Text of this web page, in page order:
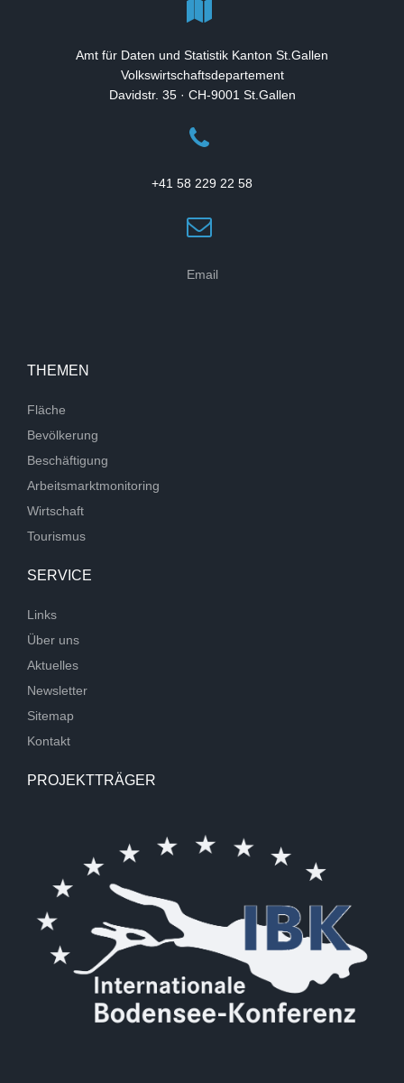
Amt für Daten und Statistik Kanton St.Gallen
Volkswirtschaftsdepartement
Davidstr. 35 · CH-9001 St.Gallen
+41 58 229 22 58
Email
THEMEN
Fläche
Bevölkerung
Beschäftigung
Arbeitsmarktmonitoring
Wirtschaft
Tourismus
SERVICE
Links
Über uns
Aktuelles
Newsletter
Sitemap
Kontakt
PROJEKTTRÄGER